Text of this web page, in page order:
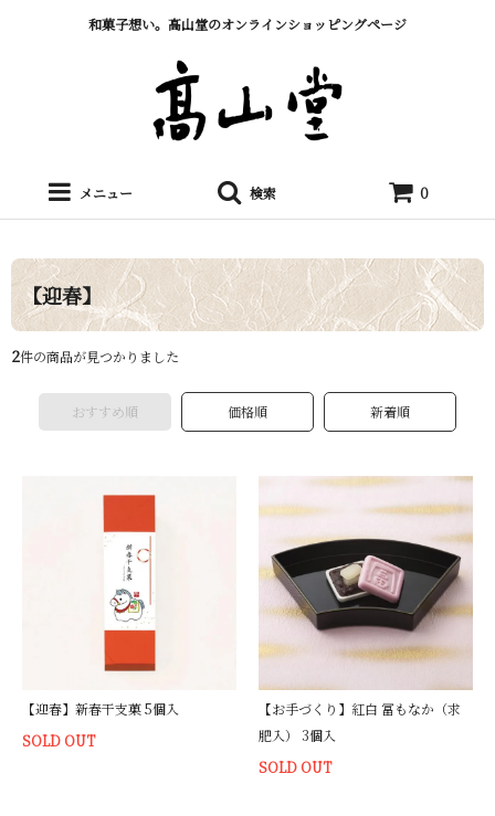
和菓子想い。髙山堂のオンラインショッピングページ
メニュー 検索 0
【迎春】
2件の商品が見つかりました
おすすめ順 価格順 新着順
【迎春】新春干支菓 5個入
SOLD OUT
【お手づくり】紅白 冨もなか（求
肥入） 3個入
SOLD OUT